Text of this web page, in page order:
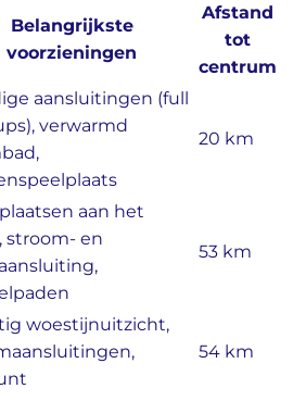
Belangrijkste
voorzieningen
Afstand
tot
centrum
aansluitingen (full
verwarmd
20 km
aan het
stroom- en
53 km
woestijnuitzicht,
54 km